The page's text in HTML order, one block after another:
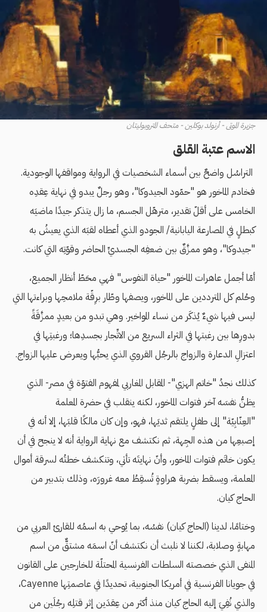
جزيرة الموتى - أرنولد بوكلين - متحف المتروبوليتان
الاسم عتبة القلق
التراسُل واضحٌ بين أسماء الشخصيات في الرواية ومواقفها الوجودية.
فخادم الماخور هو "حمّود الجيدوكا"، وهو رجلٌ يبدو في نهاية عِقدِه
الخامس على أقلّ تقدير، مترهّل الجسم، ما زال يتذكر جيدًا ماضيَه
كبطلٍ في المصارعة اليابانية/ الجودو الذي أعطاه لقبَه الذي يعيشُ به
"جيدوكا"، وهو ممزَّقٌ بين ضعفِه الجسديِّ الحاضر وقوّتِه التي كانت.
أمّا أجمل عاهرات الماخور "حياة النفوس" فهي محَطّ أنظار الجميع،
وحُلم كل المترددين على الماخور، ويصفها وطّار برِقّة ملامحِها وبراءتها التي
ليس فيها شيءٌ يُذكَر من نساء المواخير. وهي تبدو من بعيدٍ ممزَّقَةً
بدورِها بين رغبتها في الثراء السريع من الاتِّجار بجسدِها؛ ورغبتِها في
اعتزالِ الدعارة والزواج بالرجُل القروي الذي يحبُّها ويعرض عليها الزواج.
كذلك نجدُ "خاتم الهزي"- المقابل المغاربي لمفهوم الفتوّة في مصر- الذي
يظنُّ نفسَه آخر فتوات الماخور، لكنه ينقلب في حضرة المعلمة
"العِنّابِيّة" إلى طفلٍ يلتقم ثديَها، فهو، وإن كان مالكًا قلبَها، إلا أنه في
إصبعِها من هذه الجِهة، ثم نكتشف مع نهاية الرواية أنه لا ينجح في أن
يكون خاتَم فتوات الماخور، وأنّ نهايتَه تأتي، وتنكشف خطتُه لسرقة أموال
المعلمة، ويسقط بضربة هراوةٍ تُسقِطُ معه غرورَه، وذلك بتدبير من
الحاج كيان.
وختامًا، لدينا (الحاج كيان) نفسُه، بما يُوحي به اسمُه للقارئ العربي من
مهابةٍ وصلابة، لكننا لا نلبث أن نكتشف أنّ اسمَه مشتقٌّ من اسم
المنفى الذي خصصته السلطات الفرنسية المحتلّة للخارجين على القانون
في جويانا الفرنسية في أمريكا الجنوبية، تحديدًا في عاصمتِها Cayenne،
والذي نُفِيَ إليه الحاج كيان منذ أكثر من عِقدَين إثر قتلِه رجُلَين من